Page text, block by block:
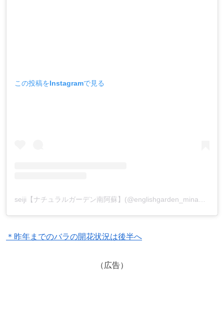
この投稿をInstagramで見る
seiji【ナチュラルガーデン南阿蘇】(@englishgarden_minamiaso)がシェアした投稿
＊昨年までのバラの開花状況は後半へ
（広告）